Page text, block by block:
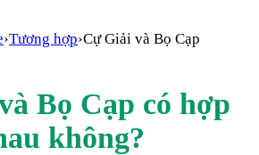
›Tương hợp›Cự Giải và Bọ Cạp
Bọ Cạp có hợp
không?